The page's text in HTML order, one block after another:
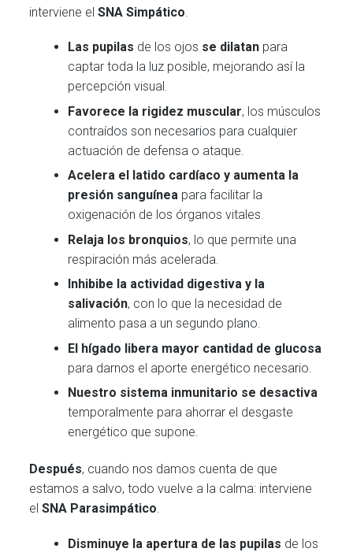
interviene elSNA Simpático.
Las pupilas de los ojos se dilatan para
captar toda la luz posible, mejorando así la
percepción visual.
Favorece la rigidez muscular, los músculos
contraídos son necesarios para cualquier
actuación de defensa o ataque.
Acelera el latido cardíaco y aumenta la
presión sanguínea para facilitar la
oxigenación de los órganos vitales.
Relaja los bronquios, lo que permite una
respiración más acelerada.
Inhibibe la actividad digestiva y la
salivación, con lo que la necesidad de
alimento pasa a un segundo plano.
El hígado libera mayor cantidad de glucosa
para darnos el aporte energético necesario.
Nuestro sistema inmunitario se desactiva
temporalmente para ahorrar el desgaste
energético que supone.
Después, cuando nos damos cuenta de que
estamos a salvo, todo vuelve a la calma: interviene
elSNA Parasimpático.
Disminuye la apertura de las pupilas de los